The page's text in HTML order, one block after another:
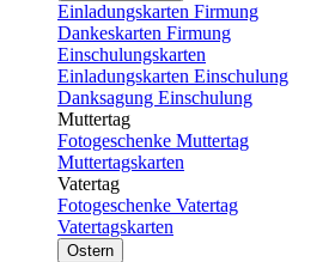
Einladungskarten Firmung
Dankeskarten Firmung
Einschulungskarten
Einladungskarten Einschulung
Danksagung Einschulung
Muttertag
Fotogeschenke Muttertag
Muttertagskarten
Vatertag
Fotogeschenke Vatertag
Vatertagskarten
Ostern